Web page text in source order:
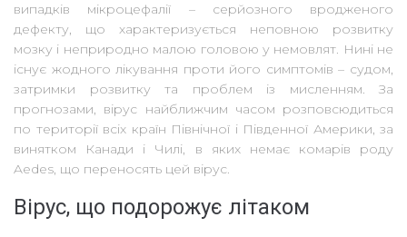
випадків мікроцефалії – серйозного вродженого
дефекту, що характеризується неповною розвитку
мозку і неприродно малою головою у немовлят. Нині не
існує жодного лікування проти його симптомів – судом,
затримки розвитку та проблем із мисленням. За
прогнозами, вірус найближчим часом розповсюдиться
по території всіх країн Північної і Південної Америки, за
винятком Канади і Чилі, в яких немає комарів роду
Aedes, що переносять цей вірус.
Вірус, що подорожує літаком